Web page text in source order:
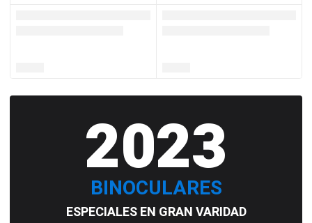
2023
BINOCULARES
ESPECIALES EN GRAN VARIDAD